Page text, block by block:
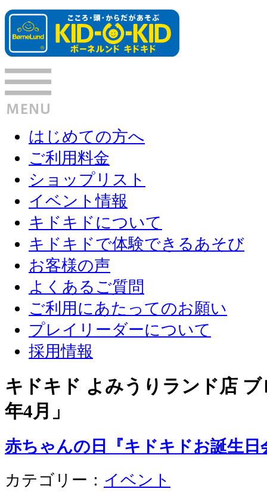
はじめての方へ
ご利用料金
ショップリスト
イベント情報
キドキドについて
キドキドで体験できるあそび
お客様の声
よくあるご質問
ご利用にあたってのお願い
プレイリーダーについて
採用情報
キドキド よみうりランド店
年4月 」
赤ちゃんの日『キドキドお誕生日
カテゴリー： イベント